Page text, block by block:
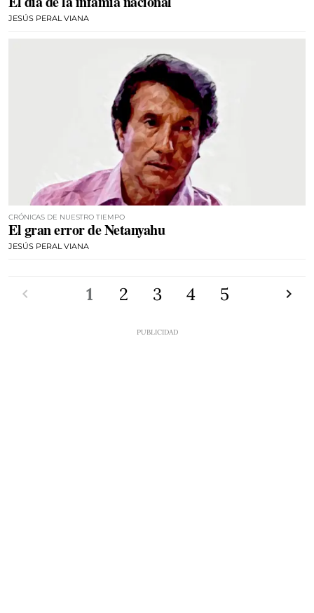
JESÚS PERAL VIANA
CRÓNICAS DE NUESTRO TIEMPO
El gran error de Netanyahu
JESÚS PERAL VIANA
1 2 3 4 5